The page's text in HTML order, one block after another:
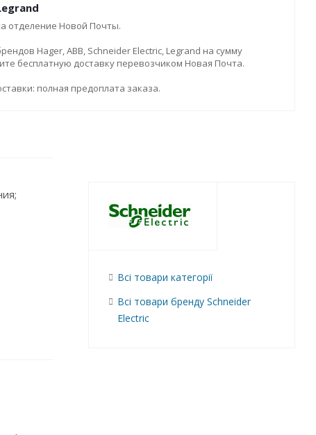
отделение Новой Почты.
Hager, ABB, Schneider Electric, Legrand на сумму
бесплатную доставку перевозчиком Новая Почта.
полная предоплата заказа.
Всі товари категорії
Всі товари бренду Schneider
Electric